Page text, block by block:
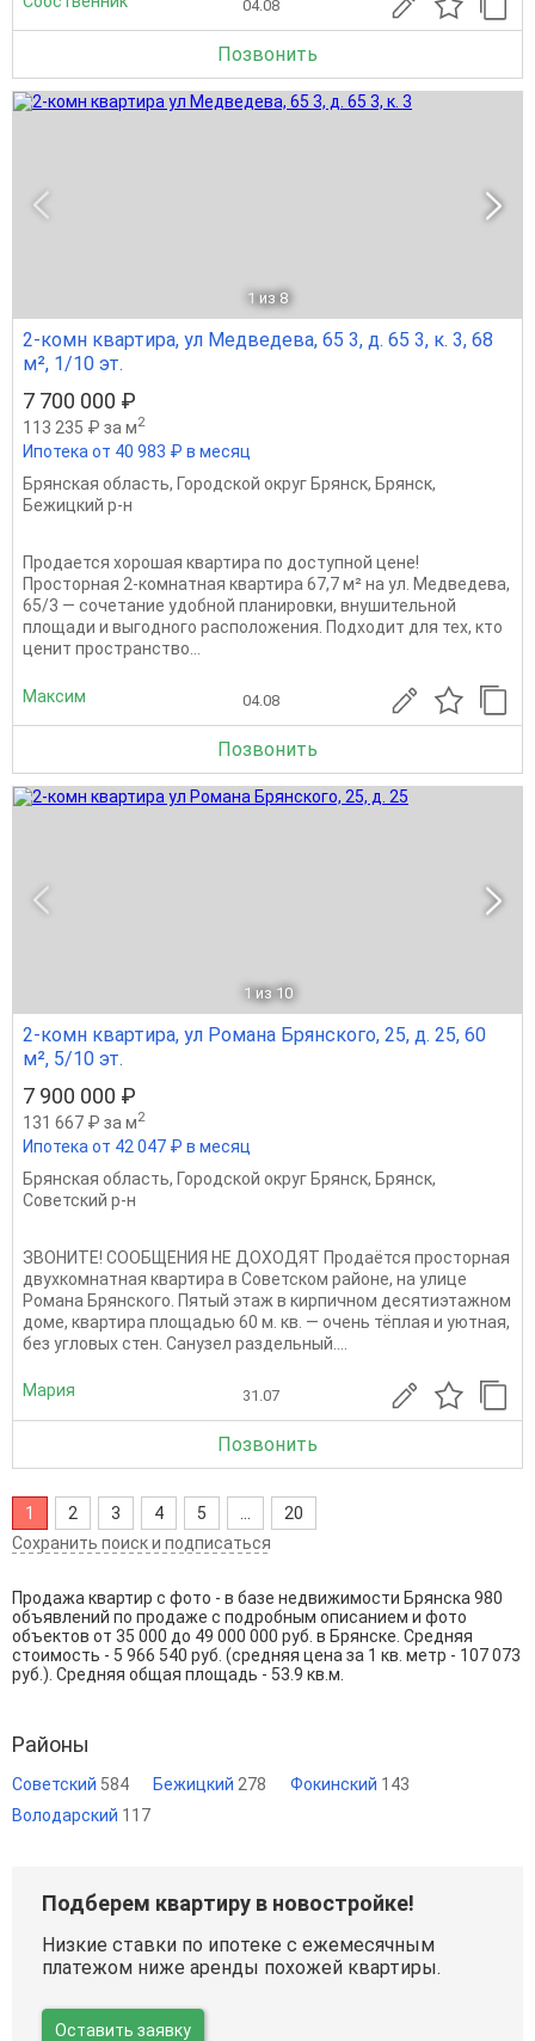
04.08
Позвонить
1 из 8
2-комн квартира, ул Медведева, 65 3, д. 65 3, к. 3, 68
м², 1/10 эт.
7 700 000 ₽
113 235 ₽ за м2
Ипотека от 40 983 ₽ в месяц
Брянская область, Городской округ Брянск, Брянск,
Бежицкий р-н
Продается хорошая квартира по доступной цене!
Просторная 2-комнатная квартира 67,7 м² на ул. Медведева,
65/3 — сочетание удобной планировки, внушительной
площади и выгодного расположения. Подходит для тех, кто
ценит пространство...
Максим 04.08
Позвонить
1 из 10
2-комн квартира, ул Романа Брянского, 25, д. 25, 60
м², 5/10 эт.
7 900 000 ₽
131 667 ₽ за м2
Ипотека от 42 047 ₽ в месяц
Брянская область, Городской округ Брянск, Брянск,
Советский р-н
ЗВОНИТЕ! СООБЩЕНИЯ НЕ ДОХОДЯТ Продаётся просторная
двухкомнатная квартира в Советском районе, на улице
Романа Брянского. Пятый этаж в кирпичном десятиэтажном
доме, квартира площадью 60 м. кв. — очень тёплая и уютная,
без угловых стен. Санузел раздельный....
Мария 31.07
Позвонить
1 2 3 4 5
20
Сохранить поиск и подписаться
Продажа квартир с фото - в базе недвижимости Брянска 980
объявлений по продаже с подробным описанием и фото
объектов от 35 000 до 49 000 000 руб. в Брянске. Средняя
стоимость - 5 966 540 руб. (средняя цена за 1 кв. метр - 107 073
руб.). Средняя общая площадь - 53.9 кв.м.
Районы
Советский 584 Бежицкий 278 Фокинский 143
Володарский 117
Подберем квартиру в новостройке!
Низкие ставки по ипотеке с ежемесячным
платежом ниже аренды похожей квартиры.
Оставить заявку